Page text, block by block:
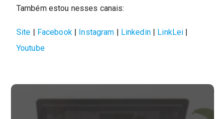
Também estou nesses canais:
Site Facebook| Instagram Linkedin| LinkLei
Youtube